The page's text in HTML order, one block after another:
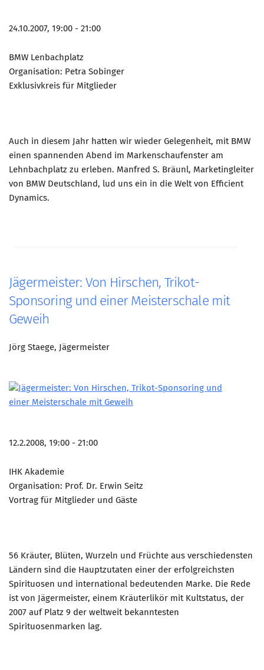
24.10.2007, 19:00 - 21:00
BMW Lenbachplatz
Organisation: Petra Sobinger
Exklusivkreis für Mitglieder
Auch in diesem Jahr hatten wir wieder Gelegenheit, mit BMW
einen spannenden Abend im Markenschaufenster am
Lehnbachplatz zu erleben. Manfred S. Bräunl, Marketingleiter
von BMW Deutschland, lud uns ein in die Welt von Efficient
Dynamics.
Jägermeister: Von Hirschen, Trikot-
Sponsoring und einer Meisterschale mit
Geweih
Jörg Staege, Jägermeister
12.2.2008, 19:00 - 21:00
IHK Akademie
Organisation: Prof. Dr. Erwin Seitz
Vortrag für Mitglieder und Gäste
56 Kräuter, Blüten, Wurzeln und Früchte aus verschiedensten
Ländern sind die Hauptzutaten einer der erfolgreichsten
Spirituosen und international bedeutenden Marke. Die Rede
ist von Jägermeister, einem Kräuterlikör mit Kultstatus, der
2007 auf Platz 9 der weltweit bekanntesten
Spirituosenmarken lag.